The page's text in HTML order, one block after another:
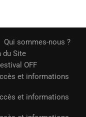
Qui sommes-nous ?
du Site
OFF
et informations
et informations